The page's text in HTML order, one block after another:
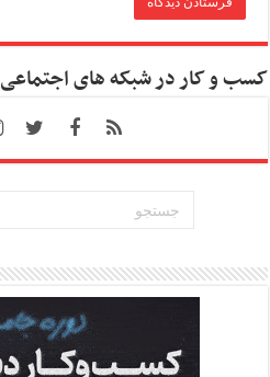
کسب و کار در شبکه های اجتماعی